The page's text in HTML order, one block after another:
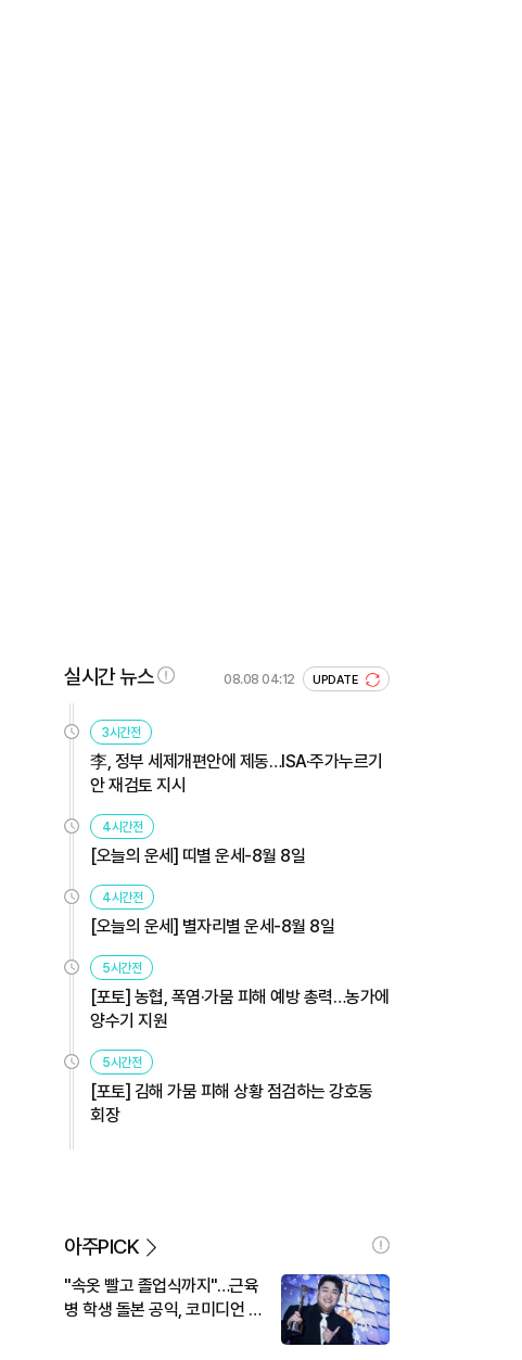
실시간 뉴스 08.08 04:12 UPDATE
3시간전
李, 정부 세제개편안에 제동…ISA·주가누르기
안 재검토 지시
4시간전
[오늘의 운세] 띠별 운세-8월 8일
4시간전
[오늘의 운세] 별자리별 운세-8월 8일
5시간전
[포토] 농협, 폭염·가뭄 피해 예방 총력…농가에
양수기 지원
5시간전
[포토] 김해 가뭄 피해 상황 점검하는 강호동
회장
아주PICK
"속옷 빨고 졸업식까지"…근육
병 학생 돌본 공익, 코미디언 김